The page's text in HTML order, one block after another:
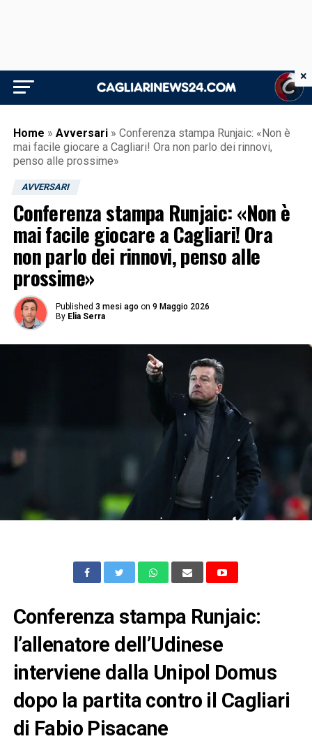
Home » Avversari » Conferenza stampa Runjaic: «Non è
mai facile giocare a Cagliari! Ora non parlo dei rinnovi,
penso alle prossime»
AVVERSARI
Conferenza stampa Runjaic: «Non è
mai facile giocare a Cagliari! Ora
non parlo dei rinnovi, penso alle
prossime»
Published 3 mesi ago on 9 Maggio 2026
By Elia Serra
Conferenza stampa Runjaic:
l’allenatore dell’Udinese
interviene dalla Unipol Domus
dopo la partita contro il Cagliari
di Fabio Pisacane
×